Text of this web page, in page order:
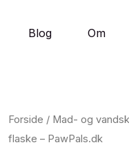
Blog Om
Forside / Mad- og
flaske – PawPals.dk